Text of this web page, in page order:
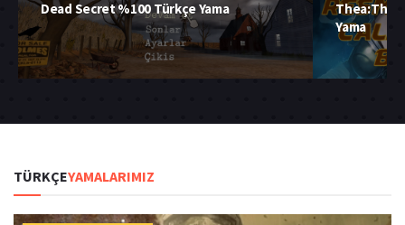
Dead Secret %100 Türkçe Yama
Thea:The
Yama
TÜRKÇEYAMALARIMIZ